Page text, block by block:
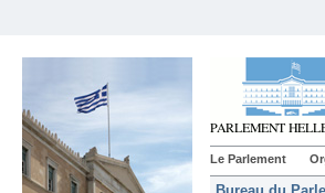
Le Parlement